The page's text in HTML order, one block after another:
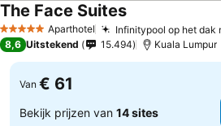
5 Sterren Aparthotel Infinitypool op het dak
The Face Suites
8,6 Uitstekend 15.494 Kuala Lumpur
Van € 61
Bekijk prijzen van 14 sites